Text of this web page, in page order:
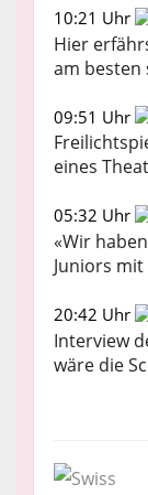
10:21 Uhr
Hier
am besten
09:51 Uhr
eines
05:32 Uhr
«Wir
Juniors mit
20:42 Uhr
Interview
wäre die